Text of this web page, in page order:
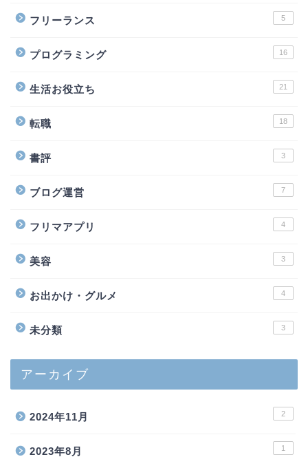
フリーランス 5
プログラミング 16
生活お役立ち 21
転職 18
書評 3
ブログ運営 7
フリマアプリ 4
美容 3
お出かけ・グルメ 4
未分類 3
アーカイブ
2024年11月 2
2023年8月 1